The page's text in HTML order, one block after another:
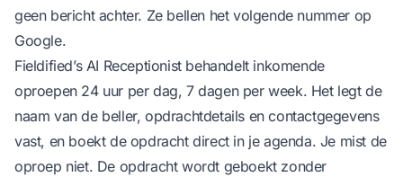
geen bericht achter. Ze bellen het volgende nummer op
Google.
Fieldified’s AI Receptionistbehandelt inkomende
oproepen 24 uur per dag, 7 dagen per week. Het legt de
naam van de beller, opdrachtdetails en contactgegevens
vast, en boekt de opdracht direct in je agenda. Je mist de
oproep niet. De opdracht wordt geboekt zonder